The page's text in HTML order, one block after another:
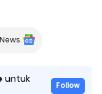
untuk
Follow